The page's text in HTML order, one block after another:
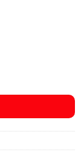
C896B 5L số